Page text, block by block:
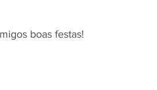
boas festas!